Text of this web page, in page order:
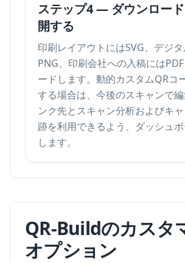
ステップ4 — ダウンロー
開する
印刷レイアウトにはSVG、デジ
PNG、印刷会社への入稿には
ードします。動的カスタムQRコ
する場合は、今後のスキャンで
ンク先とスキャン分析およびキ
跡を利用できるよう、ダッシュ
します。
QR-Buildのカスタ
オプション